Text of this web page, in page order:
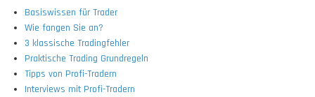
Basiswissen für Trader
Wie fangen Sie an?
3 klassische Tradingfehler
Praktische Trading Grundregeln
Tipps von Profi-Tradern
Interviews mit Profi-Tradern